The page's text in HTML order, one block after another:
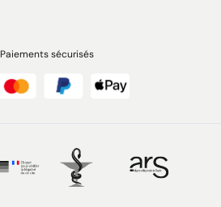
Paiements sécurisés